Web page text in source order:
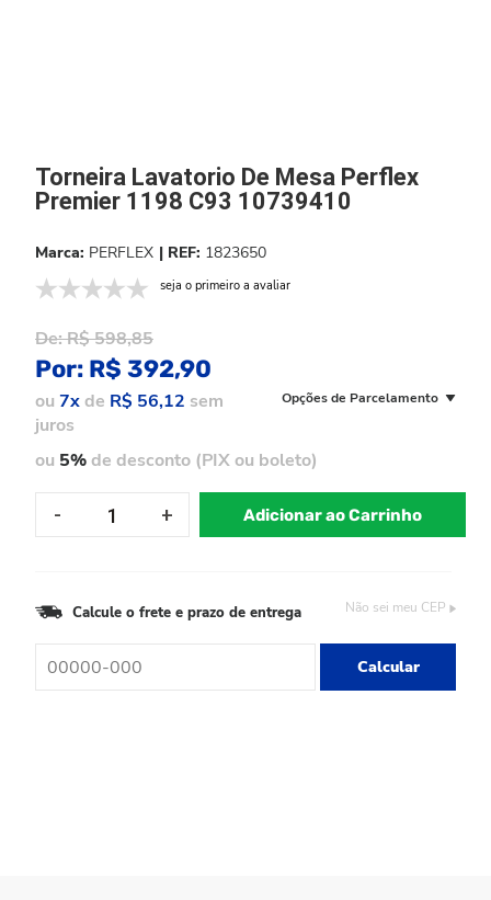
Torneira Lavatorio De Mesa Perflex
Premier 1198 C93 10739410
PERFLEX 1823650
seja o primeiro a avaliar
De:R$ 598,85
Por: R$ 392,90
ou 7xde R$ 56,12 sem
juros
Opções de Parcelamento
ou 5%de desconto (PIX ou boleto)
Adicionar ao Carrinho
Calcule o frete e prazo de entrega Não sei meu CEP
Calcular